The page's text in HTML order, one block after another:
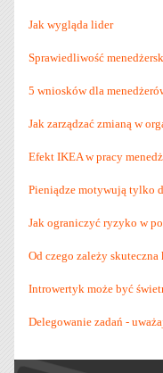
Jak wygląda lider
Sprawiedliwość
5 wniosków dla
Jak zarządzać zmianą w
Efekt IKEA w pracy
Pieniądze motywują tylko
Jak ograniczyć ryzyko w
Od czego zależy
Introwertyk może być
Delegowanie zadań -